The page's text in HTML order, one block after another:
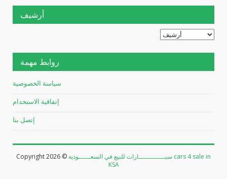
أرشيف
روابط مهمة
سياسة الخصوصية
إتفاقية الاستخدام
إتصل بنا
Copyright2026 © سيـــــــــــــارات للبيع في السعــــــودية cars 4 sale in
KSA